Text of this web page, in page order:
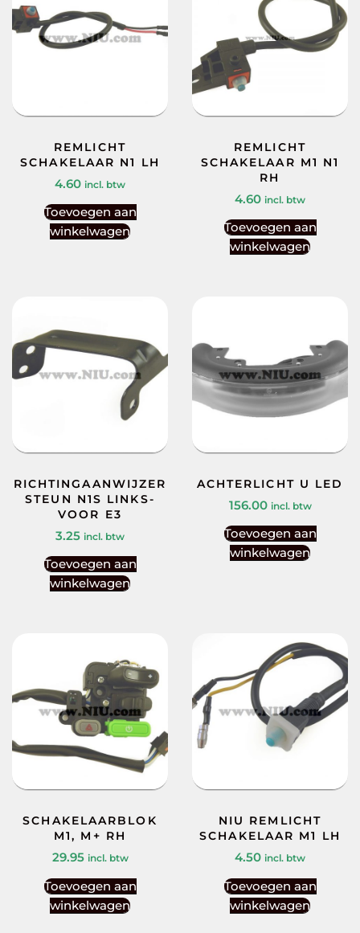
REMLICHT
SCHAKELAAR N1 LH
4.60 incl. btw
Toevoegen aan
winkelwagen
REMLICHT
SCHAKELAAR M1 N1
RH
4.60 incl. btw
Toevoegen aan
winkelwagen
RICHTINGAANWIJZER
STEUN N1S LINKS-
VOOR E3
3.25 incl. btw
Toevoegen aan
winkelwagen
ACHTERLICHT U LED
156.00 incl. btw
Toevoegen aan
winkelwagen
SCHAKELAARBLOK
M1, M+ RH
29.95 incl. btw
Toevoegen aan
winkelwagen
NIU REMLICHT
SCHAKELAAR M1 LH
4.50 incl. btw
Toevoegen aan
winkelwagen